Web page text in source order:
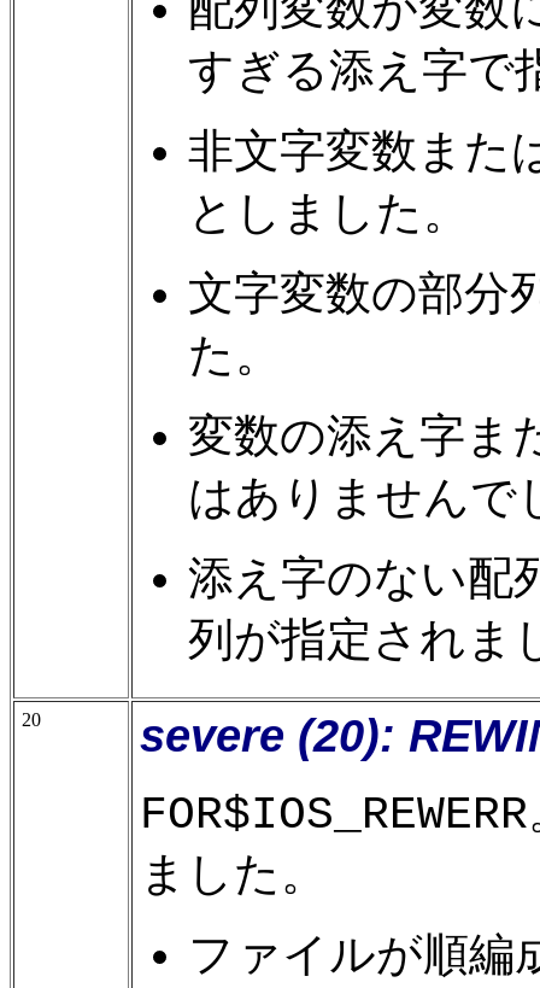
すぎる添え字で
非文字変数また
としました。
文字変数の部分
た。
変数の添え字ま
はありませんで
添え字のない配
列が指定されま
20 severe (20):
FOR$IOS_REWERR
ました。
ファイルが順編